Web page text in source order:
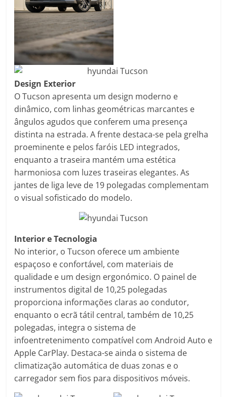
Design Exterior
O Tucson apresenta um design moderno e
dinâmico, com linhas geométricas marcantes e
ângulos agudos que conferem uma presença
distinta na estrada. A frente destaca-se pela grelha
proeminente e pelos faróis LED integrados,
enquanto a traseira mantém uma estética
harmoniosa com luzes traseiras elegantes. As
jantes de liga leve de 19 polegadas complementam
o visual sofisticado do modelo.
Interior e Tecnologia
No interior, o Tucson oferece um ambiente
espaçoso e confortável, com materiais de
qualidade e um design ergonómico. O painel de
instrumentos digital de 10,25 polegadas
proporciona informações claras ao condutor,
enquanto o ecrã tátil central, também de 10,25
polegadas, integra o sistema de
infoentretenimento compatível com Android Auto e
Apple CarPlay. Destaca-se ainda o sistema de
climatização automática de duas zonas e o
carregador sem fios para dispositivos móveis.​